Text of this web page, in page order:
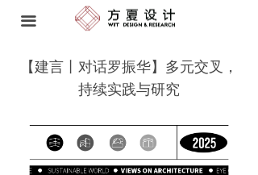
끀
首页 HOME
软装研发与工程 FF&E
品牌策略 BRAND STRATEGY
艺术顾问 ART CONSULTANT
【建言丨对话罗振华】多元交叉，
持续实践与研究